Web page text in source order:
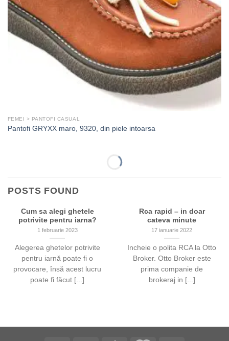
FEMEI > PANTOFI CASUAL
Pantofi GRYXX maro, 9320, din piele intoarsa
POSTS FOUND
Cum sa alegi ghetele
potrivite pentru iarna?
1 februarie 2023
Alegerea ghetelor potrivite
pentru iarnă poate fi o
provocare, însă acest lucru
poate fi făcut [...]
Rca rapid – in doar
cateva minute
17 ianuarie 2022
Incheie o polita RCA la Otto
Broker. Otto Broker este
prima companie de
brokeraj in [...]